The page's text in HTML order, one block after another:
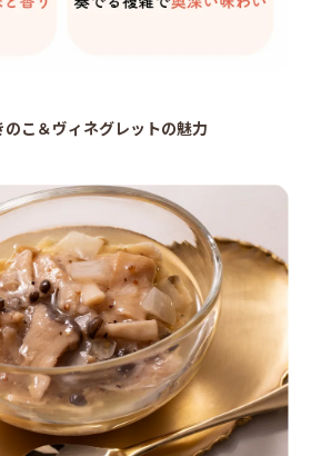
こ＆ヴィネグレットの魅力